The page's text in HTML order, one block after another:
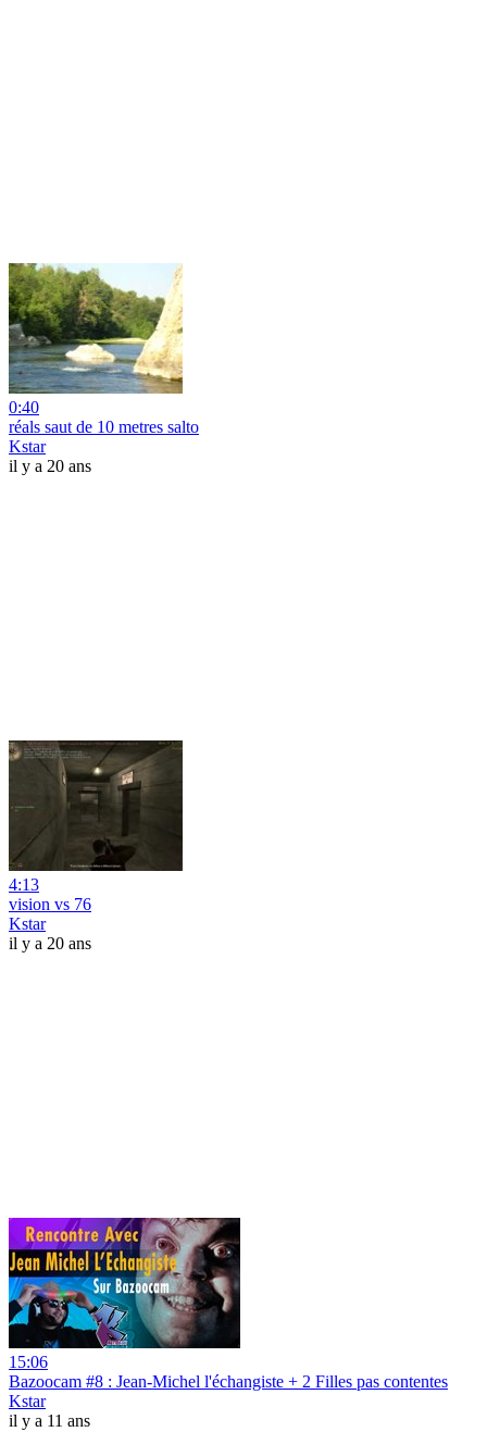
0:40
réals saut de 10 metres salto
Kstar
il y a 20 ans
4:13
vision vs 76
Kstar
il y a 20 ans
15:06
Bazoocam #8 : Jean-Michel l'échangiste + 2 Filles pas contentes
Kstar
il y a 11 ans